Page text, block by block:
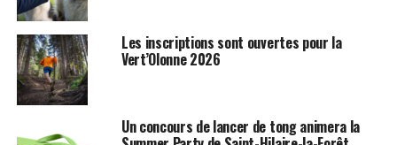
Les inscriptions sont ouvertes pour la
Vert’Olonne 2026
Un concours de lancer de tong animera la